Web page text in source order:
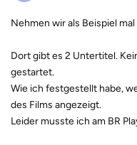
Nehmen wir als Beispiel
Dort gibt es 2 Untertitel.
gestartet.
Wie ich festgestellt habe,
des Films angezeigt.
Leider musste ich am BR